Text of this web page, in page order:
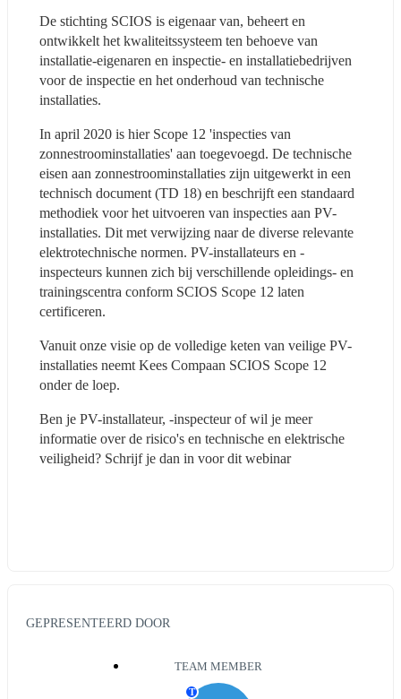
De stichting SCIOS is eigenaar van, beheert en
ontwikkelt het kwaliteitssysteem ten behoeve van
installatie-eigenaren en inspectie- en installatiebedrijven
voor de inspectie en het onderhoud van technische
installaties.
In april 2020 is hier Scope 12 'inspecties van
zonnestroominstallaties' aan toegevoegd. De technische
eisen aan zonnestroominstallaties zijn uitgewerkt in een
technisch document (TD 18) en beschrijft een standaard
methodiek voor het uitvoeren van inspecties aan PV-
installaties. Dit met verwijzing naar de diverse relevante
elektrotechnische normen. PV-installateurs en -
inspecteurs kunnen zich bij verschillende opleidings- en
trainingscentra conform SCIOS Scope 12 laten
certificeren.
Vanuit onze visie op de volledige keten van veilige PV-
installaties neemt Kees Compaan SCIOS Scope 12
onder de loep.
Ben je PV-installateur, -inspecteur of wil je meer
informatie over de risico's en technische en elektrische
veiligheid? Schrijf je dan in voor dit webinar
GEPRESENTEERD DOOR
TEAM MEMBER
T